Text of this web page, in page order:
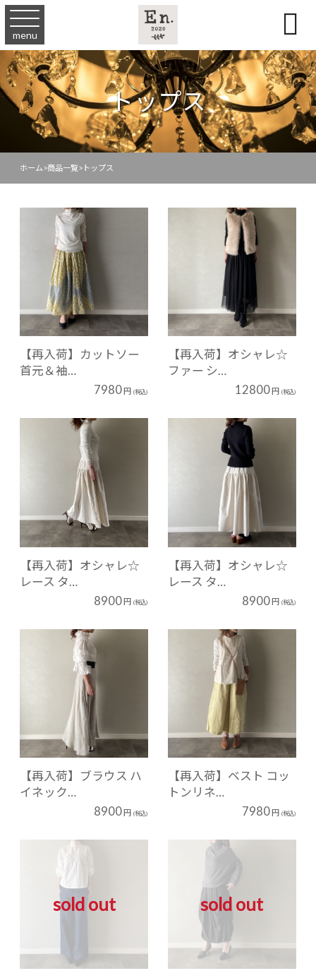
menu 
トップス
ホーム >商品一覧> トップス
【再入荷】カットソー
首元＆袖…
7980円 (税込)
【再入荷】オシャレ☆
ファー シ…
12800円 (税込)
【再入荷】オシャレ☆
レース タ…
8900 円 (税込)
【再入荷】オシャレ☆
レース タ…
8900 円 (税込)
【再入荷】ブラウス ハ
イネック…
8900円 (税込)
【再入荷】ベスト コッ
トンリネ…
7980円 (税込)
sold out sold out